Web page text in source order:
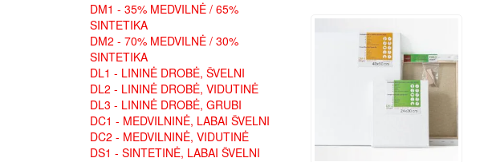
DM1 - 35% MEDVILNĖ / 65%
SINTETIKA
DM2 - 70% MEDVILNĖ / 30%
SINTETIKA
DL1 - LININĖ DROBĖ, ŠVELNI
DL2 - LININĖ DROBĖ, VIDUTINĖ
DL3 - LININĖ DROBĖ, GRUBI
DC1 - MEDVILNINĖ, LABAI ŠVELNI
DC2 - MEDVILNINĖ, VIDUTINĖ
DS1 - SINTETINĖ, LABAI ŠVELNI